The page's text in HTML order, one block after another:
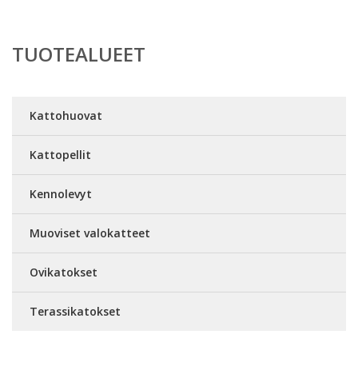
TUOTEALUEET
Kattohuovat
Kattopellit
Kennolevyt
Muoviset valokatteet
Ovikatokset
Terassikatokset